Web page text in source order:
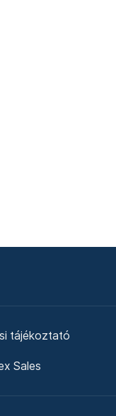
tájékoztató
Sales